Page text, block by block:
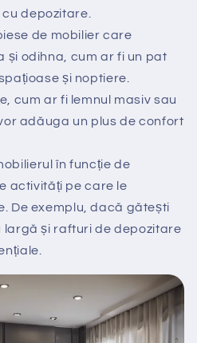
depozitare.
de mobilier care
și odihna, cum ar fi un pat
și noptiere.
cum ar fi lemnul masiv sau
adăuga un plus de confort
în funcție de
activități pe care le
De exemplu, dacă gătești
largă și rafturi de depozitare